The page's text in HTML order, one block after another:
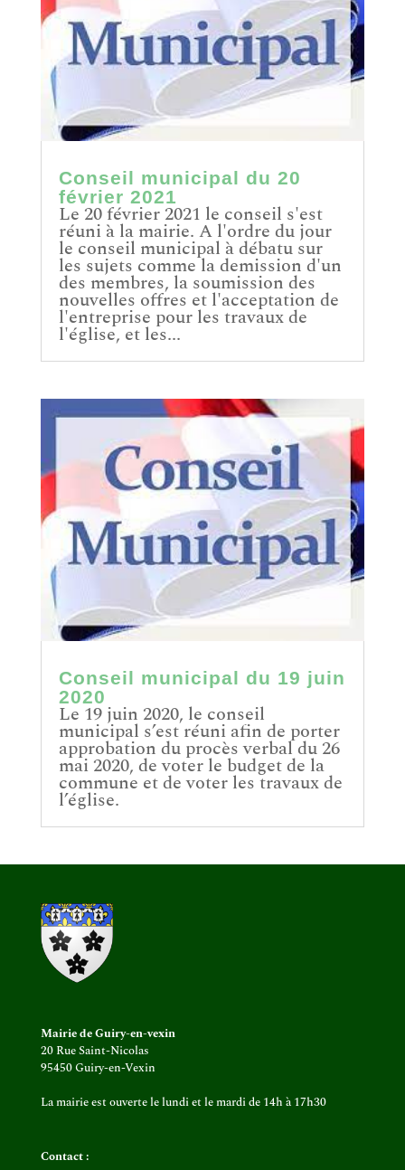
Conseil municipal du 20
février 2021
Le 20 février 2021 le conseil s'est
réuni à la mairie. A l'ordre du jour
le conseil municipal à débatu sur
les sujets comme la demission d'un
des membres, la soumission des
nouvelles offres et l'acceptation de
l'entreprise pour les travaux de
l'église, et les...
Conseil municipal du 19 juin
2020
Le 19 juin 2020, le conseil
municipal s’est réuni afin de porter
approbation du procès verbal du 26
mai 2020, de voter le budget de la
commune et de voter les travaux de
l’église.
Mairie de Guiry-en-vexin
20 Rue Saint-Nicolas
95450 Guiry-en-Vexin
La mairie est ouverte le lundi et le mardi de 14h à 17h30
Contact :